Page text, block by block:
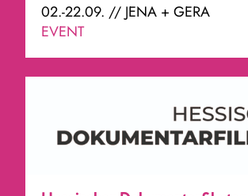
02.-22.09. // JENA + GERA
EVENT